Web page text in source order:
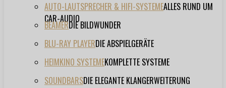
AUTO-LAUTSPRECHER & HIFI-SYSTEMEALLES RUND UM
CAR-AUDIO
BEAMERDIE BILDWUNDER
BLU-RAY PLAYERDIE ABSPIELGERÄTE
HEIMKINO SYSTEMEKOMPLETTE SYSTEME
SOUNDBARSDIE ELEGANTE KLANGERWEITERUNG